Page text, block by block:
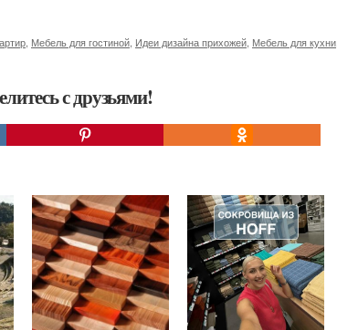
Мебель для гостиной Идеи дизайна прихожей Мебель для кухни
с друзьями!